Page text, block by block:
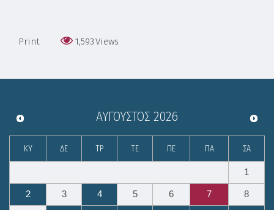
Print 1,593Views
ΑΎΓΟΥΣΤΟΣ 2026
ΚΥ ΔΕ ΤΡ ΤΕ ΠΕ ΠΑ ΣΑ
1
2 3 4 5 6 7 8